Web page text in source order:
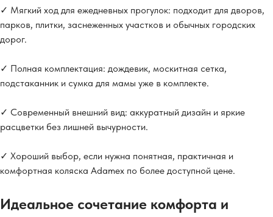
✓ Мягкий ход для ежедневных прогулок: подходит для дворов,
парков, плитки, заснеженных участков и обычных городских
дорог.
✓ Полная комплектация: дождевик, москитная сетка,
подстаканник и сумка для мамы уже в комплекте.
✓ Современный внешний вид: аккуратный дизайн и яркие
расцветки без лишней вычурности.
✓ Хороший выбор, если нужна понятная, практичная и
комфортная коляска Adamex по более доступной цене.
Идеальное сочетание комфорта и